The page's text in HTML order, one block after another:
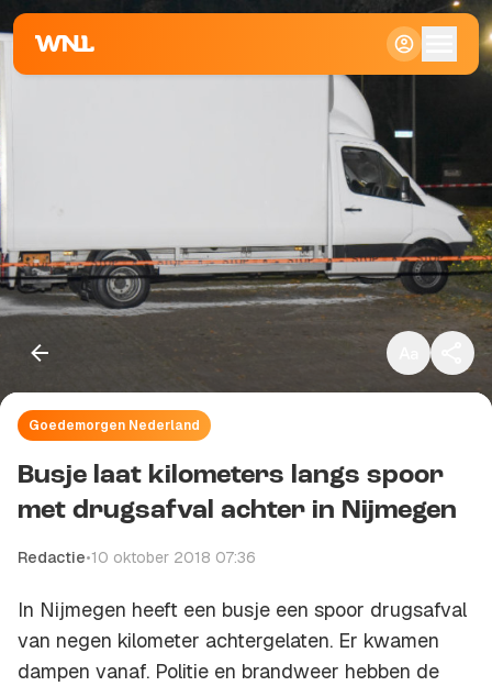
Klein
Standaard
Groot
Goedemorgen Nederland
Busje laat kilometers langs spoor
met drugsafval achter in Nijmegen
Redactie•10 oktober 2018 07:36
In Nijmegen heeft een busje een spoor drugsafval
van negen kilometer achtergelaten. Er kwamen
dampen vanaf. Politie en brandweer hebben de